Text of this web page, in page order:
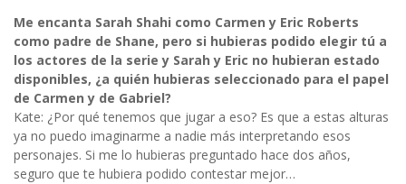
Me encanta Sarah Shahi como Carmen y Eric Roberts
como padre de Shane, pero si hubieras podido elegir tú a
los actores de la serie y Sarah y Eric no hubieran estado
disponibles, ¿a quién hubieras seleccionado para el papel
de Carmen y de Gabriel?
Kate: ¿Por qué tenemos que jugar a eso? Es que a estas alturas
ya no puedo imaginarme a nadie más interpretando esos
personajes. Si me lo hubieras preguntado hace dos años,
seguro que te hubiera podido contestar mejor…